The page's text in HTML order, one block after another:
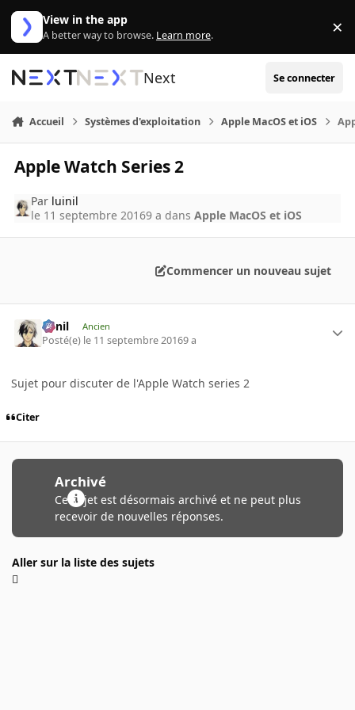
Aller au contenu
View in the app
A better way to browse. Learn more. ×
Next Se connecter
Accueil Systèmes d'exploitation Apple MacOS et iOS
Apple Watch Series 2
Par luinil
le 11 septembre 20169 a dansApple MacOS et iOS
Commencer un nouveau sujet
luinil Ancien
Posté(e) le 11 septembre 20169 a
Sujet pour discuter de l'Apple Watch series 2
Citer
Archivé
Ce sujet est désormais archivé et ne peut plus
recevoir de nouvelles réponses.
Aller sur la liste des sujets